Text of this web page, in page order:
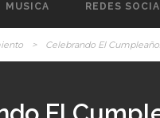
MUSICA REDES
> Celebrando El